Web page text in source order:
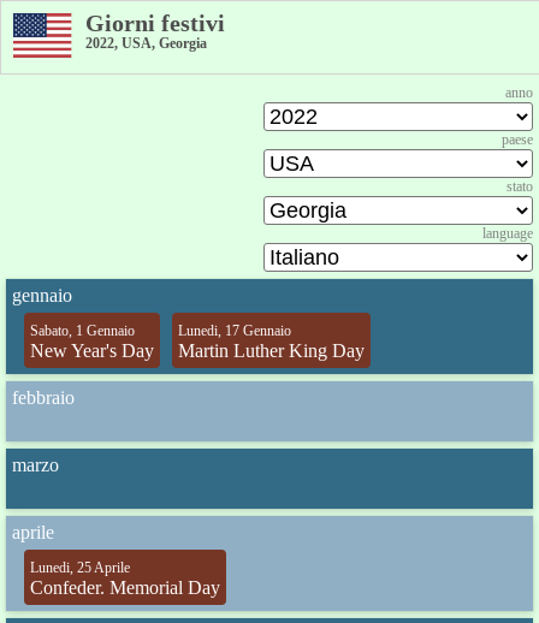
Giorni festivi
2022, USA, Georgia
anno
paese
stato
language
gennaio
Sabato, 1 Gennaio
New Year's Day
Lunedi, 17 Gennaio
Martin Luther King Day
febbraio
marzo
aprile
Lunedi, 25 Aprile
Confeder. Memorial Day